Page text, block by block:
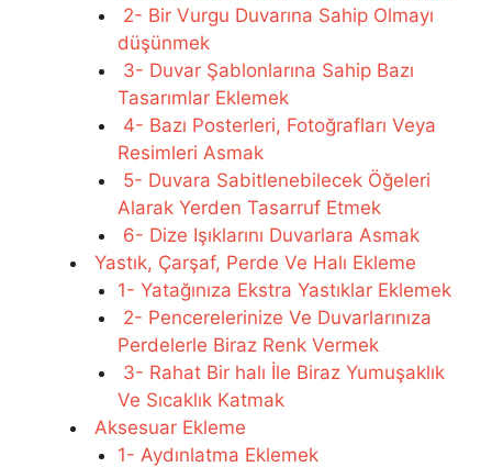
2- Bir Vurgu Duvarına Sahip Olmayı
düşünmek
3- Duvar Şablonlarına Sahip Bazı
Tasarımlar Eklemek
4- Bazı Posterleri, Fotoğrafları Veya
Resimleri Asmak
5- Duvara Sabitlenebilecek Öğeleri
Alarak Yerden Tasarruf Etmek
6- Dize Işıklarını Duvarlara Asmak
Yastık, Çarşaf, Perde Ve Halı Ekleme
1- Yatağınıza Ekstra Yastıklar Eklemek
2- Pencerelerinize Ve Duvarlarınıza
Perdelerle Biraz Renk Vermek
3- Rahat Bir halı İle Biraz Yumuşaklık
Ve Sıcaklık Katmak
Aksesuar Ekleme
1- Aydınlatma Eklemek